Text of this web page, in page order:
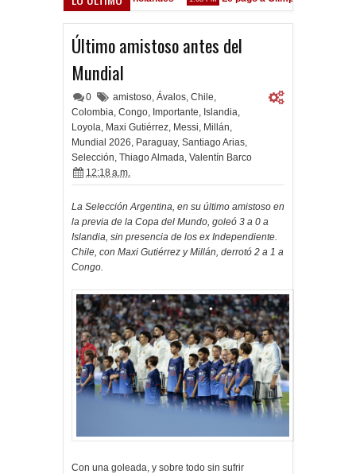
Último amistoso antes del
Mundial
0 amistoso, Ávalos, Chile,
Colombia, Congo, Importante, Islandia,
Loyola, Maxi Gutiérrez, Messi, Millán,
Mundial 2026, Paraguay, Santiago Arias,
Selección, Thiago Almada, Valentín Barco
12:18 a.m.
La Selección Argentina, en su último amistoso en
la previa de la Copa del Mundo, goleó 3 a 0 a
Islandia, sin presencia de los ex Independiente.
Chile, con Maxi Gutiérrez y Millán, derrotó 2 a 1 a
Congo.
Con una goleada, y sobre todo sin sufrir